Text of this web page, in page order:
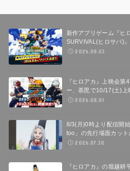
新作アプリゲーム『ヒ
SURVIVAL(ヒロサバ)
2026.08.03
『ヒロアカ』上映会第
ー、荼毘で10/17(土)上
2026.08.01
8/3(月)0時より配信開
too」の先行場面カット
2026.07.30
『ヒロアカ』の堀越